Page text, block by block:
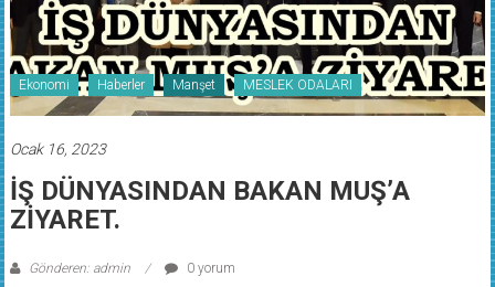
Ekonomi Haberler Manşet MESLEK ODALARI
İŞ DÜNYASINDAN BAKAN MUŞ’A
ZİYARET.